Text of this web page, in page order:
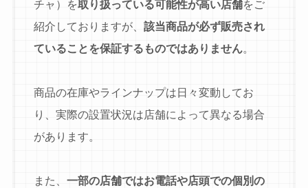
チャ）を取り扱っている可能性が高い店舗をご
紹介しておりますが、 該当商品が必ず販売され
ていることを保証するものではありません。
商品の在庫やラインナップは日々変動してお
り、実際の設置状況は店舗によって異なる場合
があります。
また、 一部の店舗ではお電話や店頭での個別の